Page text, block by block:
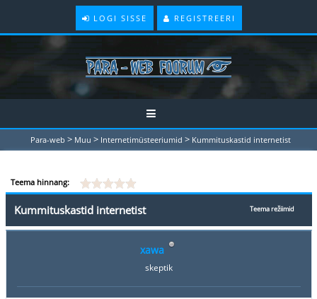
LOGI SISSE REGISTREERI
Para-web > Muu > Internetimüsteeriumid > Kummituskastid internetist
Teema hinnang:
Teema režiimid
Kummituskastid internetist
xawa
skeptik